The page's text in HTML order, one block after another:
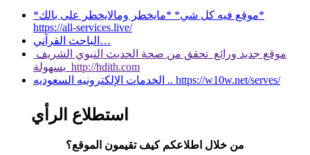
*موقع فيه كل شي* *مايخطر ومالايخطر على بالك*
https://all-services.live/
الباحث القرآني…
موقع جديد ورائع تحقق من صحة الحديث النبوي الشريف
بسهولة http://hdith.com
الخدمات الإلكترونيه السعوديه .. https://w10w.net/serves/
استطلاع الرأي
من خلال اطلاعكم كيف تقيمون الموقع؟